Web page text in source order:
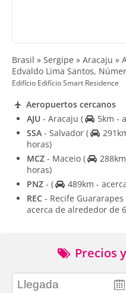
Brasil » Sergipe » Aracaju »
Edvaldo Lima Santos,
Edifício Edifício Smart Residence
Aeropuertos cercanos
AJU - Aracaju (
5km -
SSA - Salvador (
horas)
MCZ - Maceio (
horas)
PNZ - (
489km -
REC - Recife
acerca de alrededor de
Precios